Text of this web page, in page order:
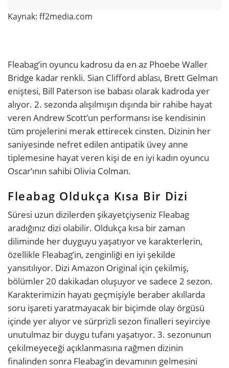
Kaynak: ff2media.com
Fleabag’in oyuncu kadrosu da en az Phoebe Waller
Bridge kadar renkli. Sian Clifford ablası, Brett Gelman
eniştesi, Bill Paterson ise babası olarak kadroda yer
alıyor. 2. sezonda alışılmışın dışında bir rahibe hayat
veren Andrew Scott’un performansı ise kendisinin
tüm projelerini merak ettirecek cinsten. Dizinin her
saniyesinde nefret edilen antipatik üvey anne
tiplemesine hayat veren kişi de en iyi kadın oyuncu
Oscar’ının sahibi Olivia Colman.
Fleabag Oldukça Kısa Bir Dizi
Süresi uzun dizilerden şikayetçiyseniz Fleabag
aradığınız dizi olabilir. Oldukça kısa bir zaman
diliminde her duyguyu yaşatıyor ve karakterlerin,
özellikle Fleabag’in, zenginliği en iyi şekilde
yansıtılıyor. Dizi Amazon Original için çekilmiş,
bölümler 20 dakikadan oluşuyor ve sadece 2 sezon.
Karakterimizin hayatı geçmişiyle beraber akıllarda
soru işareti yaratmayacak bir biçimde olay örgüsü
içinde yer alıyor ve sürprizli sezon finalleri seyirciye
unutulmaz bir duygu tufanı yaşatıyor. 3. sezonunun
çekilmeyeceği açıklanmasına rağmen dizinin
finalinden sonra Fleabag’in devamının gelmesini